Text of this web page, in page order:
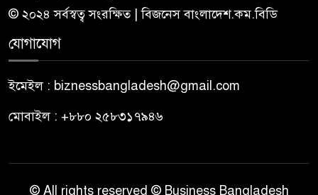
© ২০২৪ সর্বস্বত্ব সংরক্ষিত | বিজনেস বাংলাদেশ.কম.বিডি
যোগাযোগ
ইমেইল : biznessbangladesh@gmail.com
মোবাইল : +৮৮০ ২৫৮৩১৭৯৪৬
© All rights reserved © Business Bangladesh